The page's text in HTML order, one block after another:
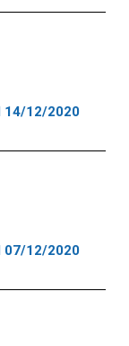
14/12/2020
07/12/2020